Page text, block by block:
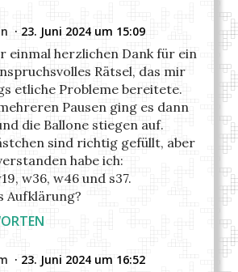
23. Juni 2024 um 15:09
einmal herzlichen Dank für ein
Rätsel, das mir
etliche Probleme bereitete.
Pausen ging es dann
die Ballone stiegen auf.
sind richtig gefüllt, aber
habe ich:
w36, w46 und s37.
Aufklärung?
23. Juni 2024 um 16:52